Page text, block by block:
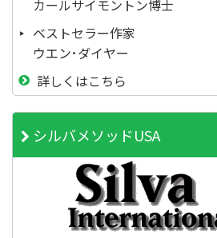
カールサイモントン博士
ベストセラー作家
ウエン･ダイヤー
詳しくはこちら
シルバメソッドUSA